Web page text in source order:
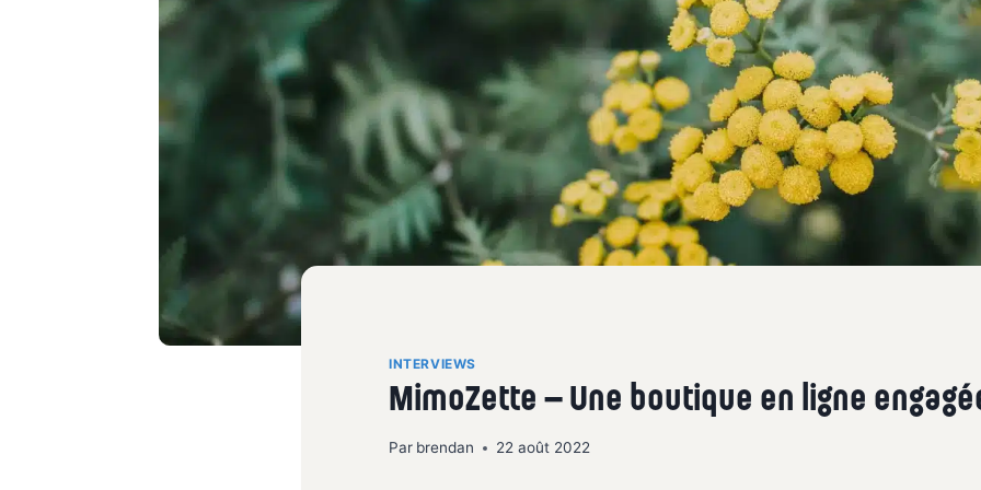
INTERVIEWS
MimoZette – Une boutique en ligne
Par brendan 22 août 2022